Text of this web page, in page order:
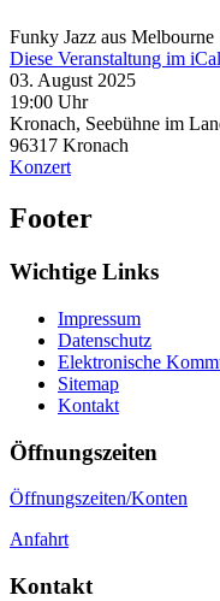
Funky Jazz aus Melbourne
Diese Veranstaltung im
03. August 2025
19:00 Uhr
Kronach, Seebühne im
96317 Kronach
Konzert
Footer
Wichtige Links
Impressum
Datenschutz
Elektronische
Sitemap
Kontakt
Öffnungszeiten
Öffnungszeiten/Konten
Anfahrt
Kontakt